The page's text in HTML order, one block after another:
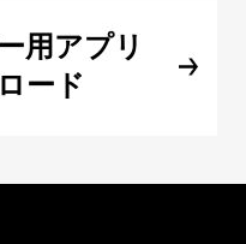
用アプリ
ード